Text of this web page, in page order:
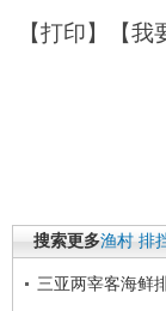
【打印】【我
搜索更多渔村 排
三亚两宰客海鲜